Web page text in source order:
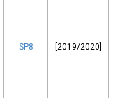
SP8 [2019/2020]